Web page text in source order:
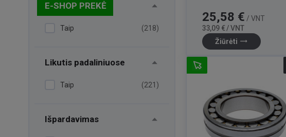
E-SHOP PREKĖ
Taip (218)
Likutis padaliniuose
Taip (221)
Išpardavimas
Kaina
25,58 € / VNT
33,09 € / VNT
Žiūrėti trending_flat